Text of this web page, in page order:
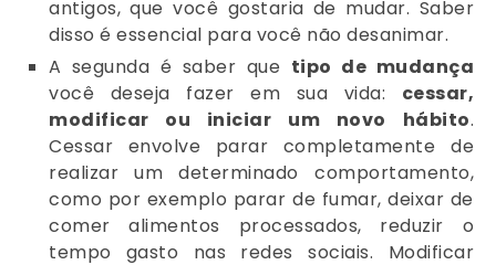
antigos, que você gostaria de mudar. Saber
disso é essencial para você não desanimar.
A segunda é saber que tipo de mudança
você deseja fazer em sua vida: cessar,
modificar ou iniciar um novo hábito.
Cessar envolve parar completamente de
realizar um determinado comportamento,
como por exemplo parar de fumar, deixar de
comer alimentos processados, reduzir o
tempo gasto nas redes sociais. Modificar